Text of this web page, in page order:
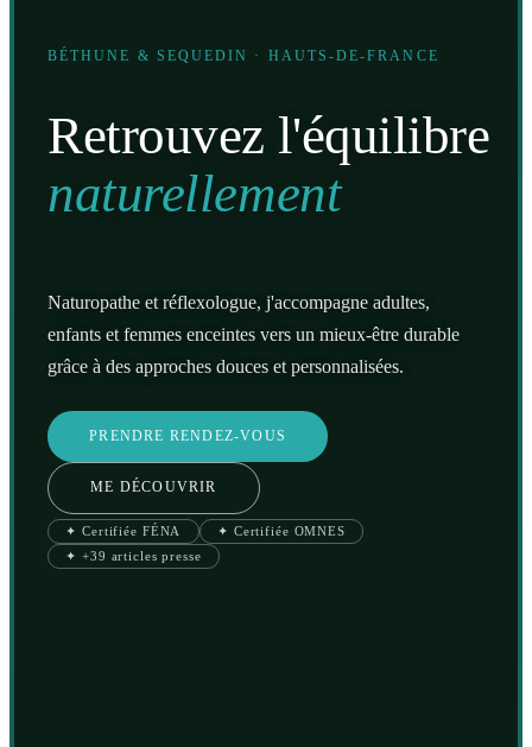
BÉTHUNE & SEQUEDIN · HAUTS-DE-FRANCE
Retrouvez l'équilibre
naturellement
Naturopathe et réflexologue, j'accompagne adultes,
enfants et femmes enceintes vers un mieux-être durable
grâce à des approches douces et personnalisées.
PRENDRE RENDEZ-VOUS
ME DÉCOUVRIR
✦ Certifiée FÉNA
✦ Certifiée OMNES
✦ +39 articles presse